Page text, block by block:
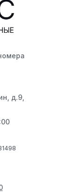
д.9,